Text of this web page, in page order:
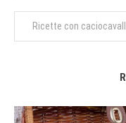
articoli
Ricette con